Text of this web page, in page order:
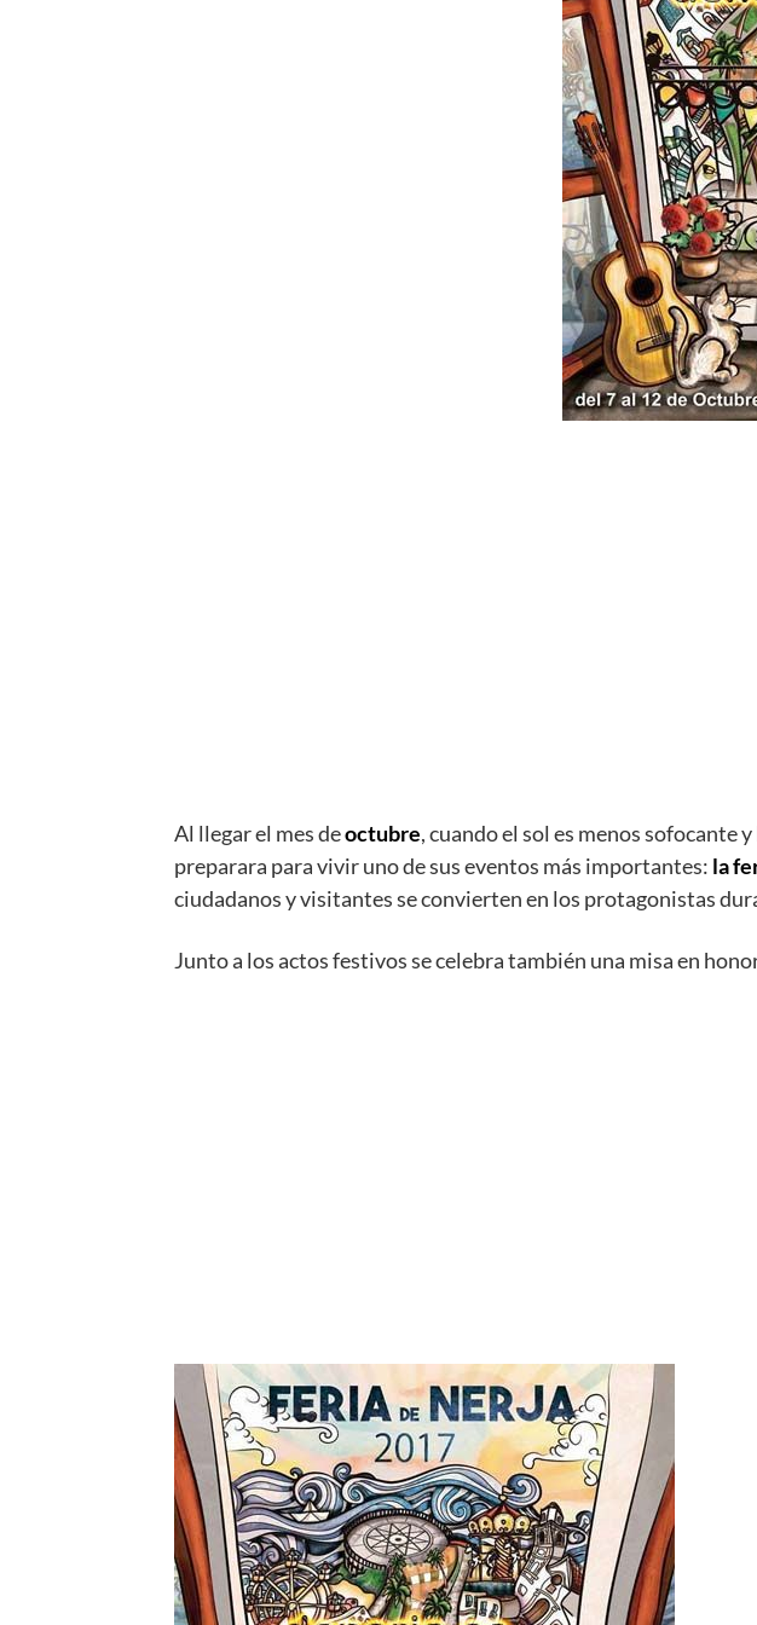
Al llegar el mes deoctubre, cuando el sol es menos sofocante
preparara para vivir uno de sus eventos más importantes: la
ciudadanos y visitantes se convierten en los protagonistas
Junto a los actos festivos se celebra también una misa en